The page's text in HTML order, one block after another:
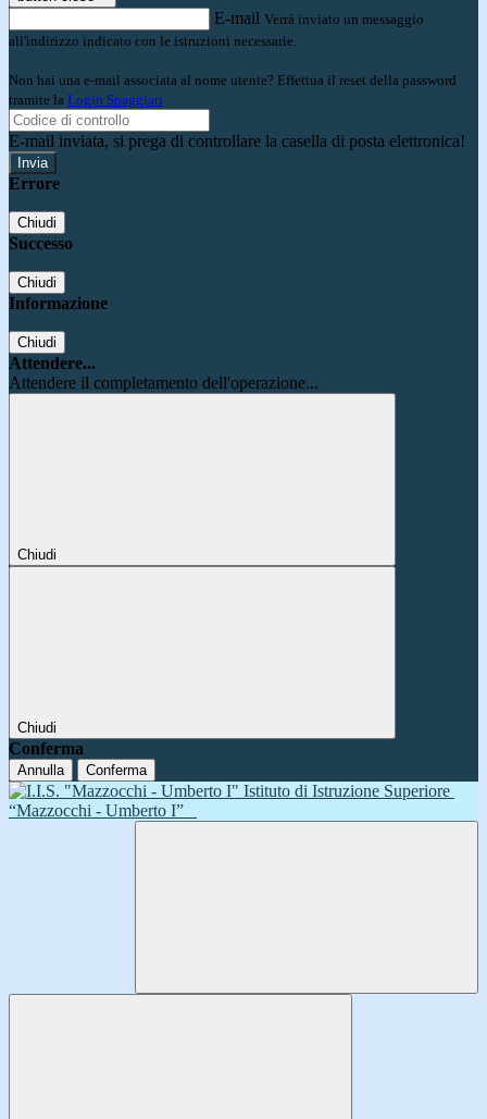
E-mail Verrà inviato un messaggio
all'indirizzo indicato con le istruzioni necessarie.
Non hai una e-mail associata al nome utente? Effettua il reset della password
tramite la Login Spaggiari
E-mail inviata, si prega di controllare la casella di posta elettronica!
Errore
Chiudi
Successo
Chiudi
Informazione
Chiudi
Attendere...
Attendere il completamento dell'operazione...
Chiudi
Chiudi
Conferma
Annulla Conferma
Istituto di Istruzione Superiore
“Mazzocchi - Umberto I”